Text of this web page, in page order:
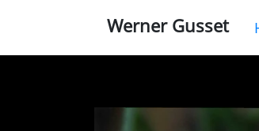
Werner Gusset